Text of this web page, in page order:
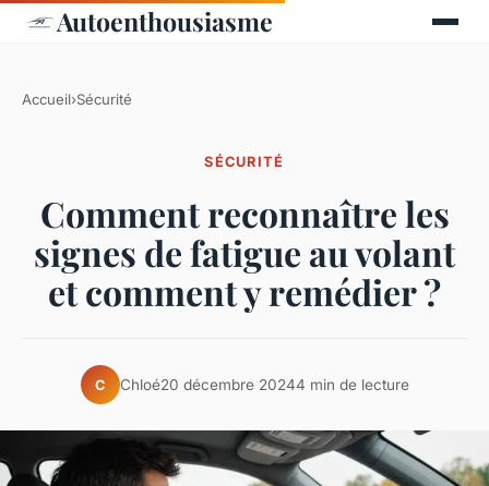
Autoenthousiasme
Accueil›Sécurité
SÉCURITÉ
Comment reconnaître les
signes de fatigue au volant
et comment y remédier ?
C Chloé20 décembre 20244 min de lecture